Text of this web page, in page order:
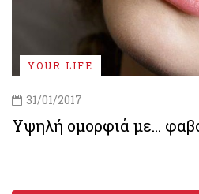
YOUR LIFE
31/01/2017
Υψηλή ομορφιά με...